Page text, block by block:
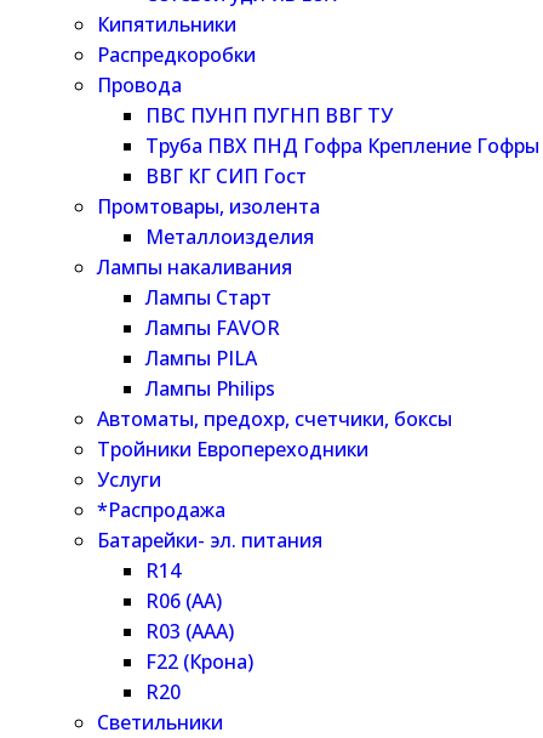
Кипятильники
Распредкоробки
Провода
ПВС ПУНП ПУГНП ВВГ ТУ
Труба ПВХ ПНД Гофра Крепление Гофры
ВВГ КГ СИП Гост
Промтовары, изолента
Металлоизделия
Лампы накаливания
Лампы Старт
Лампы FAVOR
Лампы PILA
Лампы Philips
Автоматы, предохр, счетчики, боксы
Тройники Европереходники
Услуги
*Распродажа
Батарейки- эл. питания
R14
R06 (AA)
R03 (AAA)
F22 (Крона)
R20
Светильники